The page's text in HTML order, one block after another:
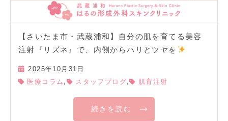
【さいたま市・武蔵浦和】自分の肌を育てる美容
注射『リズネ』で、内側からハリとツヤを
2025年10月31日
医療コラム
スタッフブログ , 肌育注射
続きを読む